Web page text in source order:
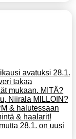
avatuksi 28.1.
takaa
mukaan. MITÄ?
Niirala MILLOIN?
& halutessaan
& haalarit!
28.1. on uusi